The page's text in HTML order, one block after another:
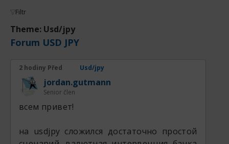
Filtr
Theme: Usd/jpy
Forum USD JPY
2 hodiny Před Usd/jpy
jordan.gutmann
Senior člen
всем привет!
на usdjpy сложился достаточно простой